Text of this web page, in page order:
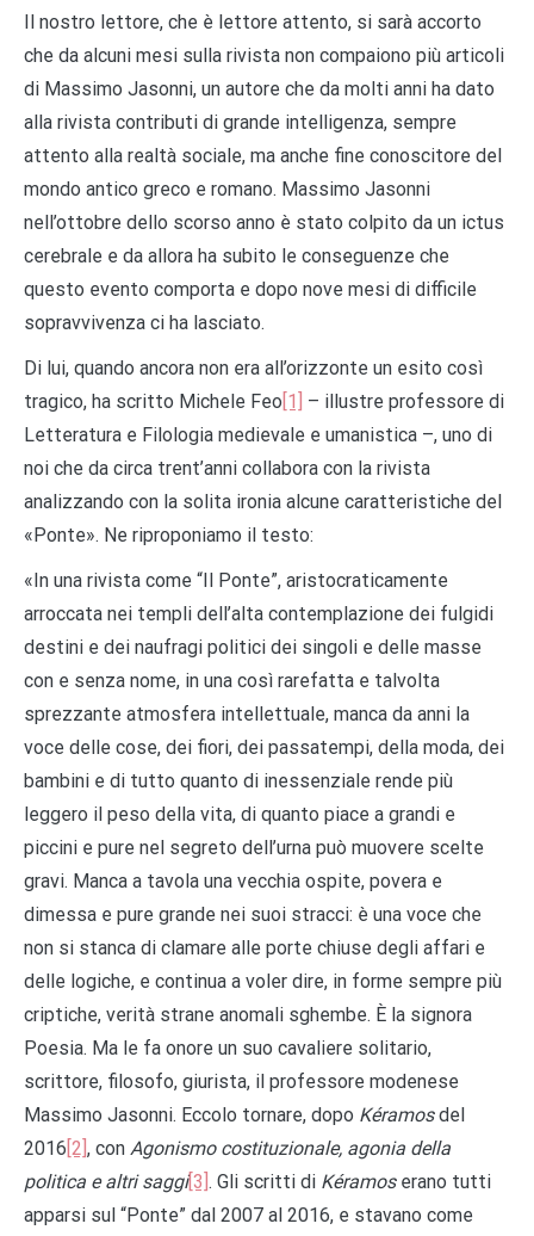
Il nostro lettore, che è lettore attento, si sarà accorto
che da alcuni mesi sulla rivista non compaiono più articoli
di Massimo Jasonni, un autore che da molti anni ha dato
alla rivista contributi di grande intelligenza, sempre
attento alla realtà sociale, ma anche fine conoscitore del
mondo antico greco e romano. Massimo Jasonni
nell’ottobre dello scorso anno è stato colpito da un ictus
cerebrale e da allora ha subito le conseguenze che
questo evento comporta e dopo nove mesi di difficile
sopravvivenza ci ha lasciato.
Di lui, quando ancora non era all’orizzonte un esito così
tragico, ha scritto Michele Feo [1]
– illustre professore di
Letteratura e Filologia medievale e umanistica –, uno di
noi che da circa trent’anni collabora con la rivista
analizzando con la solita ironia alcune caratteristiche del
«Ponte». Ne riproponiamo il testo:
«In una rivista come “Il Ponte”, aristocraticamente
arroccata nei templi dell’alta contemplazione dei fulgidi
destini e dei naufragi politici dei singoli e delle masse
con e senza nome, in una così rarefatta e talvolta
sprezzante atmosfera intellettuale, manca da anni la
voce delle cose, dei fiori, dei passatempi, della moda, dei
bambini e di tutto quanto di inessenziale rende più
leggero il peso della vita, di quanto piace a grandi e
piccini e pure nel segreto dell’urna può muovere scelte
gravi. Manca a tavola una vecchia ospite, povera e
dimessa e pure grande nei suoi stracci: è una voce che
non si stanca di clamare alle porte chiuse degli affari e
delle logiche, e continua a voler dire, in forme sempre più
criptiche, verità strane anomali sghembe. È la signora
Poesia. Ma le fa onore un suo cavaliere solitario,
scrittore, filosofo, giurista, il professore modenese
Massimo Jasonni. Eccolo tornare, dopo Kéramosdel
2016 [2] , con Agonismo costituzionale, agonia della
politica e altri saggi[3] . Gli scritti di Kéramoserano tutti
apparsi sul “Ponte” dal 2007 al 2016, e stavano come